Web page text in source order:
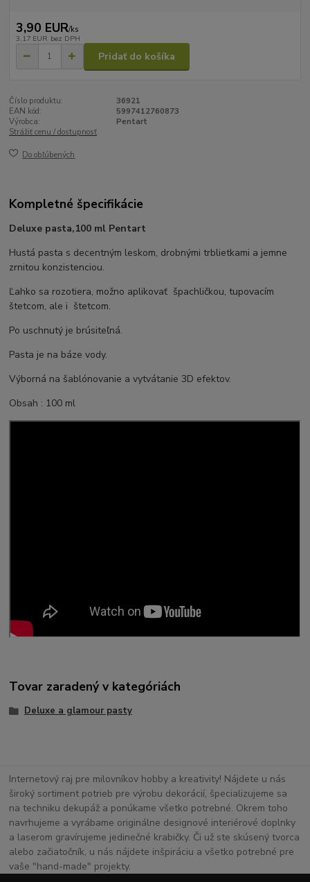
3,90 EUR/ks
3,17 EUR bez DPH
Pridať do košíka
Číslo produktu:
36921
EAN kód:
5997412760873
Výrobca:
Pentart
Strážiť cenu / dostupnosť
Do obľúbených
Kompletné špecifikácie
Deluxe pasta,100 ml Pentart
Hustá pasta s decentným leskom, drobnými trblietkami a jemne
zrnitou konzistenciou.
Ľahko sa rozotiera, možno aplikovať špachličkou, tupovacím
štetcom, ale i štetcom.
Po uschnutý je brúsiteľná.
Pasta je na báze vody.
Výborná na šablónovanie a vytvátanie 3D efektov.
Obsah : 100 ml
Tovar zaradený v kategóriách
Deluxe a glamour pasty
Internetový raj pre milovníkov hobby a kreativity! Nájdete u nás
široký sortiment potrieb pre výrobu dekorácií, špecializujeme sa
na techniku dekupáž a ponúkame všetko potrebné. Okrem toho
navrhujeme a vyrábame originálne designové interiérové doplnky
a laserom gravírujeme jedinečné krabičky. Či už ste skúsený tvorca
alebo začiatočník, u nás nájdete inšpiráciu a všetko potrebné pre
vaše "hand-made" projekty.